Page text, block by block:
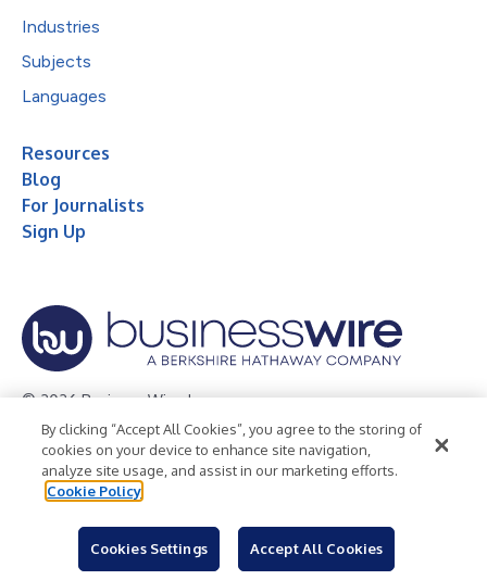
Industries
Subjects
Languages
Resources
Blog
For Journalists
Sign Up
© 2026 Business Wire, Inc.
Privacy Policy Cookie Policy
Accessibility Statement
Terms of Use
Legal
By clicking “Accept All Cookies”, you agree to the storing of
cookies on your device to enhance site navigation,
analyze site usage, and assist in our marketing efforts.
Cookie Policy
Cookies Settings Accept All Cookies